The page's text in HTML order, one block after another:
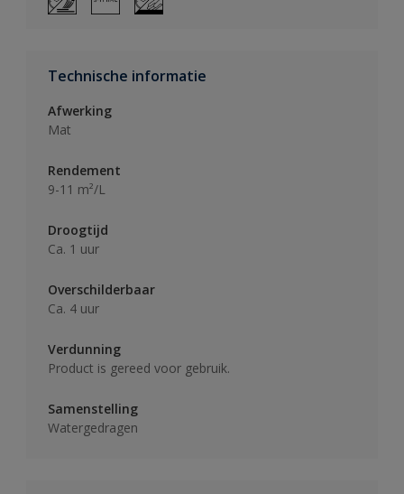
Technische informatie
Afwerking
Mat
Rendement
9-11 m²/L
Droogtijd
Ca. 1 uur
Overschilderbaar
Ca. 4 uur
Verdunning
Product is gereed voor gebruik.
Samenstelling
Watergedragen